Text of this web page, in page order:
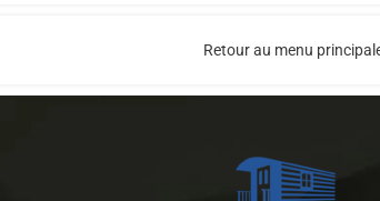
Retour au menu